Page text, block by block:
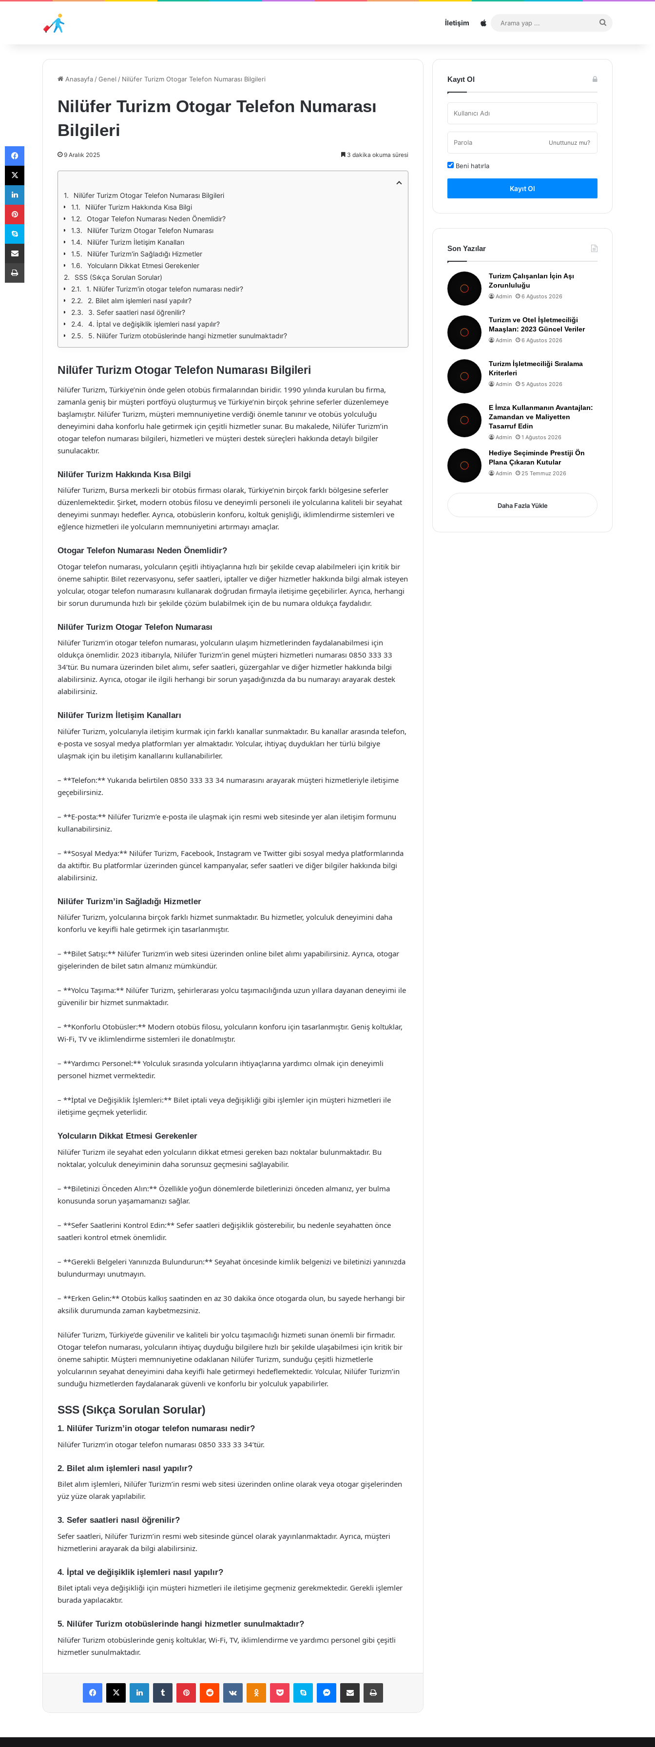
İletişim Sitemap
...
Anasayfa /Genel / Nilüfer Turizm Otogar Telefon Numarası Bilgileri
Nilüfer Turizm Otogar Telefon Numarası
Bilgileri
9 Aralık 2025 3 dakika okuma süresi
Nilüfer Turizm Otogar Telefon Numarası Bilgileri
Nilüfer Turizm Hakkında Kısa Bilgi
Otogar Telefon Numarası Neden Önemlidir?
Nilüfer Turizm Otogar Telefon Numarası
Nilüfer Turizm İletişim Kanalları
Nilüfer Turizm'in Sağladığı Hizmetler
Yolcuların Dikkat Etmesi Gerekenler
SSS (Sıkça Sorulan Sorular)
1. Nilüfer Turizm'in otogar telefon numarası nedir?
2. Bilet alım işlemleri nasıl yapılır?
3. Sefer saatleri nasıl öğrenilir?
4. İptal ve değişiklik işlemleri nasıl yapılır?
5. Nilüfer Turizm otobüslerinde hangi hizmetler sunulmaktadır?
Nilüfer Turizm Otogar Telefon Numarası Bilgileri
Nilüfer Turizm, Türkiye’nin önde gelen otobüs firmalarından biridir. 1990 yılında kurulan bu firma,
zamanla geniş bir müşteri portföyü oluşturmuş ve Türkiye’nin birçok şehrine seferler düzenlemeye
başlamıştır. Nilüfer Turizm, müşteri memnuniyetine verdiği önemle tanınır ve otobüs yolculuğu
deneyimini daha konforlu hale getirmek için çeşitli hizmetler sunar. Bu makalede, Nilüfer Turizm’in
otogar telefon numarası bilgileri, hizmetleri ve müşteri destek süreçleri hakkında detaylı bilgiler
sunulacaktır.
Nilüfer Turizm Hakkında Kısa Bilgi
Nilüfer Turizm, Bursa merkezli bir otobüs firması olarak, Türkiye’nin birçok farklı bölgesine seferler
düzenlemektedir. Şirket, modern otobüs filosu ve deneyimli personeli ile yolcularına kaliteli bir seyahat
deneyimi sunmayı hedefler. Ayrıca, otobüslerin konforu, koltuk genişliği, iklimlendirme sistemleri ve
eğlence hizmetleri ile yolcuların memnuniyetini artırmayı amaçlar.
Otogar Telefon Numarası Neden Önemlidir?
Otogar telefon numarası, yolcuların çeşitli ihtiyaçlarına hızlı bir şekilde cevap alabilmeleri için kritik bir
öneme sahiptir. Bilet rezervasyonu, sefer saatleri, iptaller ve diğer hizmetler hakkında bilgi almak isteyen
yolcular, otogar telefon numarasını kullanarak doğrudan firmayla iletişime geçebilirler. Ayrıca, herhangi
bir sorun durumunda hızlı bir şekilde çözüm bulabilmek için de bu numara oldukça faydalıdır.
Nilüfer Turizm Otogar Telefon Numarası
Nilüfer Turizm’in otogar telefon numarası, yolcuların ulaşım hizmetlerinden faydalanabilmesi için
oldukça önemlidir. 2023 itibarıyla, Nilüfer Turizm’in genel müşteri hizmetleri numarası 0850 333 33
34’tür. Bu numara üzerinden bilet alımı, sefer saatleri, güzergahlar ve diğer hizmetler hakkında bilgi
alabilirsiniz. Ayrıca, otogar ile ilgili herhangi bir sorun yaşadığınızda da bu numarayı arayarak destek
alabilirsiniz.
Nilüfer Turizm İletişim Kanalları
Nilüfer Turizm, yolcularıyla iletişim kurmak için farklı kanallar sunmaktadır. Bu kanallar arasında telefon,
e-posta ve sosyal medya platformları yer almaktadır. Yolcular, ihtiyaç duydukları her türlü bilgiye
ulaşmak için bu iletişim kanallarını kullanabilirler.
– **Telefon:** Yukarıda belirtilen 0850 333 33 34 numarasını arayarak müşteri hizmetleriyle iletişime
geçebilirsiniz.
– **E-posta:** Nilüfer Turizm’e e-posta ile ulaşmak için resmi web sitesinde yer alan iletişim formunu
kullanabilirsiniz.
– **Sosyal Medya:** Nilüfer Turizm, Facebook, Instagram ve Twitter gibi sosyal medya platformlarında
da aktiftir. Bu platformlar üzerinden güncel kampanyalar, sefer saatleri ve diğer bilgiler hakkında bilgi
alabilirsiniz.
Nilüfer Turizm’in Sağladığı Hizmetler
Nilüfer Turizm, yolcularına birçok farklı hizmet sunmaktadır. Bu hizmetler, yolculuk deneyimini daha
konforlu ve keyifli hale getirmek için tasarlanmıştır.
– **Bilet Satışı:** Nilüfer Turizm’in web sitesi üzerinden online bilet alımı yapabilirsiniz. Ayrıca, otogar
gişelerinden de bilet satın almanız mümkündür.
– **Yolcu Taşıma:** Nilüfer Turizm, şehirlerarası yolcu taşımacılığında uzun yıllara dayanan deneyimi ile
güvenilir bir hizmet sunmaktadır.
– **Konforlu Otobüsler:** Modern otobüs filosu, yolcuların konforu için tasarlanmıştır. Geniş koltuklar,
Wi-Fi, TV ve iklimlendirme sistemleri ile donatılmıştır.
– **Yardımcı Personel:** Yolculuk sırasında yolcuların ihtiyaçlarına yardımcı olmak için deneyimli
personel hizmet vermektedir.
– **İptal ve Değişiklik İşlemleri:** Bilet iptali veya değişikliği gibi işlemler için müşteri hizmetleri ile
iletişime geçmek yeterlidir.
Yolcuların Dikkat Etmesi Gerekenler
Nilüfer Turizm ile seyahat eden yolcuların dikkat etmesi gereken bazı noktalar bulunmaktadır. Bu
noktalar, yolculuk deneyiminin daha sorunsuz geçmesini sağlayabilir.
– **Biletinizi Önceden Alın:** Özellikle yoğun dönemlerde biletlerinizi önceden almanız, yer bulma
konusunda sorun yaşamamanızı sağlar.
– **Sefer Saatlerini Kontrol Edin:** Sefer saatleri değişiklik gösterebilir, bu nedenle seyahatten önce
saatleri kontrol etmek önemlidir.
– **Gerekli Belgeleri Yanınızda Bulundurun:** Seyahat öncesinde kimlik belgenizi ve biletinizi yanınızda
bulundurmayı unutmayın.
– **Erken Gelin:** Otobüs kalkış saatinden en az 30 dakika önce otogarda olun, bu sayede herhangi bir
aksilik durumunda zaman kaybetmezsiniz.
Nilüfer Turizm, Türkiye’de güvenilir ve kaliteli bir yolcu taşımacılığı hizmeti sunan önemli bir firmadır.
Otogar telefon numarası, yolcuların ihtiyaç duyduğu bilgilere hızlı bir şekilde ulaşabilmesi için kritik bir
öneme sahiptir. Müşteri memnuniyetine odaklanan Nilüfer Turizm, sunduğu çeşitli hizmetlerle
yolcularının seyahat deneyimini daha keyifli hale getirmeyi hedeflemektedir. Yolcular, Nilüfer Turizm’in
sunduğu hizmetlerden faydalanarak güvenli ve konforlu bir yolculuk yapabilirler.
SSS (Sıkça Sorulan Sorular)
1. Nilüfer Turizm’in otogar telefon numarası nedir?
Nilüfer Turizm’in otogar telefon numarası 0850 333 33 34’tür.
2. Bilet alım işlemleri nasıl yapılır?
Bilet alım işlemleri, Nilüfer Turizm’in resmi web sitesi üzerinden online olarak veya otogar gişelerinden
yüz yüze olarak yapılabilir.
3. Sefer saatleri nasıl öğrenilir?
Sefer saatleri, Nilüfer Turizm’in resmi web sitesinde güncel olarak yayınlanmaktadır. Ayrıca, müşteri
hizmetlerini arayarak da bilgi alabilirsiniz.
4. İptal ve değişiklik işlemleri nasıl yapılır?
Bilet iptali veya değişikliği için müşteri hizmetleri ile iletişime geçmeniz gerekmektedir. Gerekli işlemler
burada yapılacaktır.
5. Nilüfer Turizm otobüslerinde hangi hizmetler sunulmaktadır?
Nilüfer Turizm otobüslerinde geniş koltuklar, Wi-Fi, TV, iklimlendirme ve yardımcı personel gibi çeşitli
hizmetler sunulmaktadır.
Facebook
X LinkedInTumblr PinterestReddit VKontakteOdnoklassniki
Pocket Skype Messenger
E-Posta ile paylaş Yazdır
Kayıt Ol
Unuttunuz mu?
Beni hatırla
Kayıt Ol
Son Yazılar
Turizm Çalışanları İçin Aşı
Zorunluluğu
Admin 6 Ağustos 2026
Turizm ve Otel İşletmeciliği
Maaşları: 2023 Güncel Veriler
Admin 6 Ağustos 2026
Turizm İşletmeciliği Sıralama
Kriterleri
Admin 5 Ağustos 2026
E İmza Kullanmanın Avantajları:
Zamandan ve Maliyetten
Tasarruf Edin
Admin 1 Ağustos 2026
Hediye Seçiminde Prestiji Ön
Plana Çıkaran Kutular
Admin 25 Temmuz 2026
Daha Fazla Yükle
Facebook
X
LinkedIn
Pinterest
Skype
E-Posta ile paylaş